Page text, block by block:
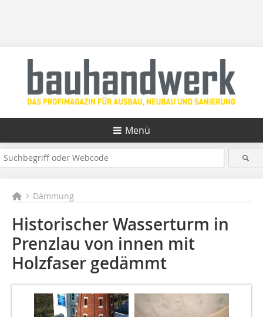
Menü
Dämmung
Historischer Wasserturm in
Prenzlau von innen mit
Holzfaser gedämmt